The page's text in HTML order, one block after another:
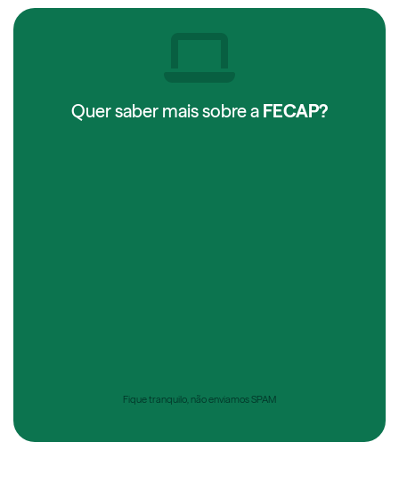
Quer saber mais sobre a FECAP?
Fique tranquilo, não enviamos SPAM